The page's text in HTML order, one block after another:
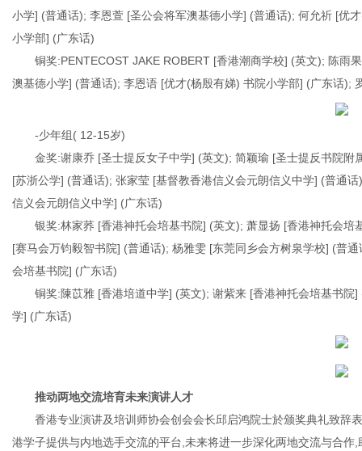
小学] (普通话); 李恩萱 [圣公会将军澳基德小学] (普通话); 何允祈 [优
小学部] (广东话)
铜奖:PENTECOST JAKE ROBERT [香港潮商学校] (英文); 陈雨
澳基德小学] (普通话); 李恩语 [优才(杨殷有娣) 书院小学部] (广东话);
-少年组( 12-15岁)
金奖:谢康乔 [圣士提反女子中学] (英文); 简颖瑜 [圣士提反书院
[苏浙公学] (普通话); 张家莹 [基督教香港信义会元朗信义中学] (普通
信义会元朗信义中学] (广东话)
银奖:林家荞 [香港神托会培基书院] (英文); 萧显扬 [香港神托会
[赛马会万钧毅智书院] (普通话); 杨雅雯 [东莞同乡会方树泉学校] (普
会培基书院] (广东话)
铜奖:陳苡雅 [香港培道中学] (英文); 谢紫来 [香港神托会培基书
学] (广东话)
推动两地交流培育未来演讲人才
香港专业演讲及培训师协会创会会长邱启鸿院士於颁奖典礼致辞
港学子提供与内地选手交流的平台,未来将进一步深化两地交流与合